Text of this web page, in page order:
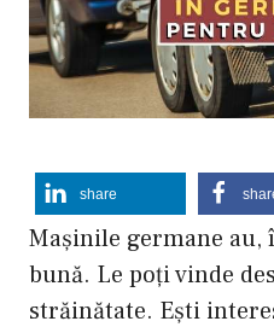
share
Mașinile germane au,
bună. Le poți vinde
străinătate. Ești